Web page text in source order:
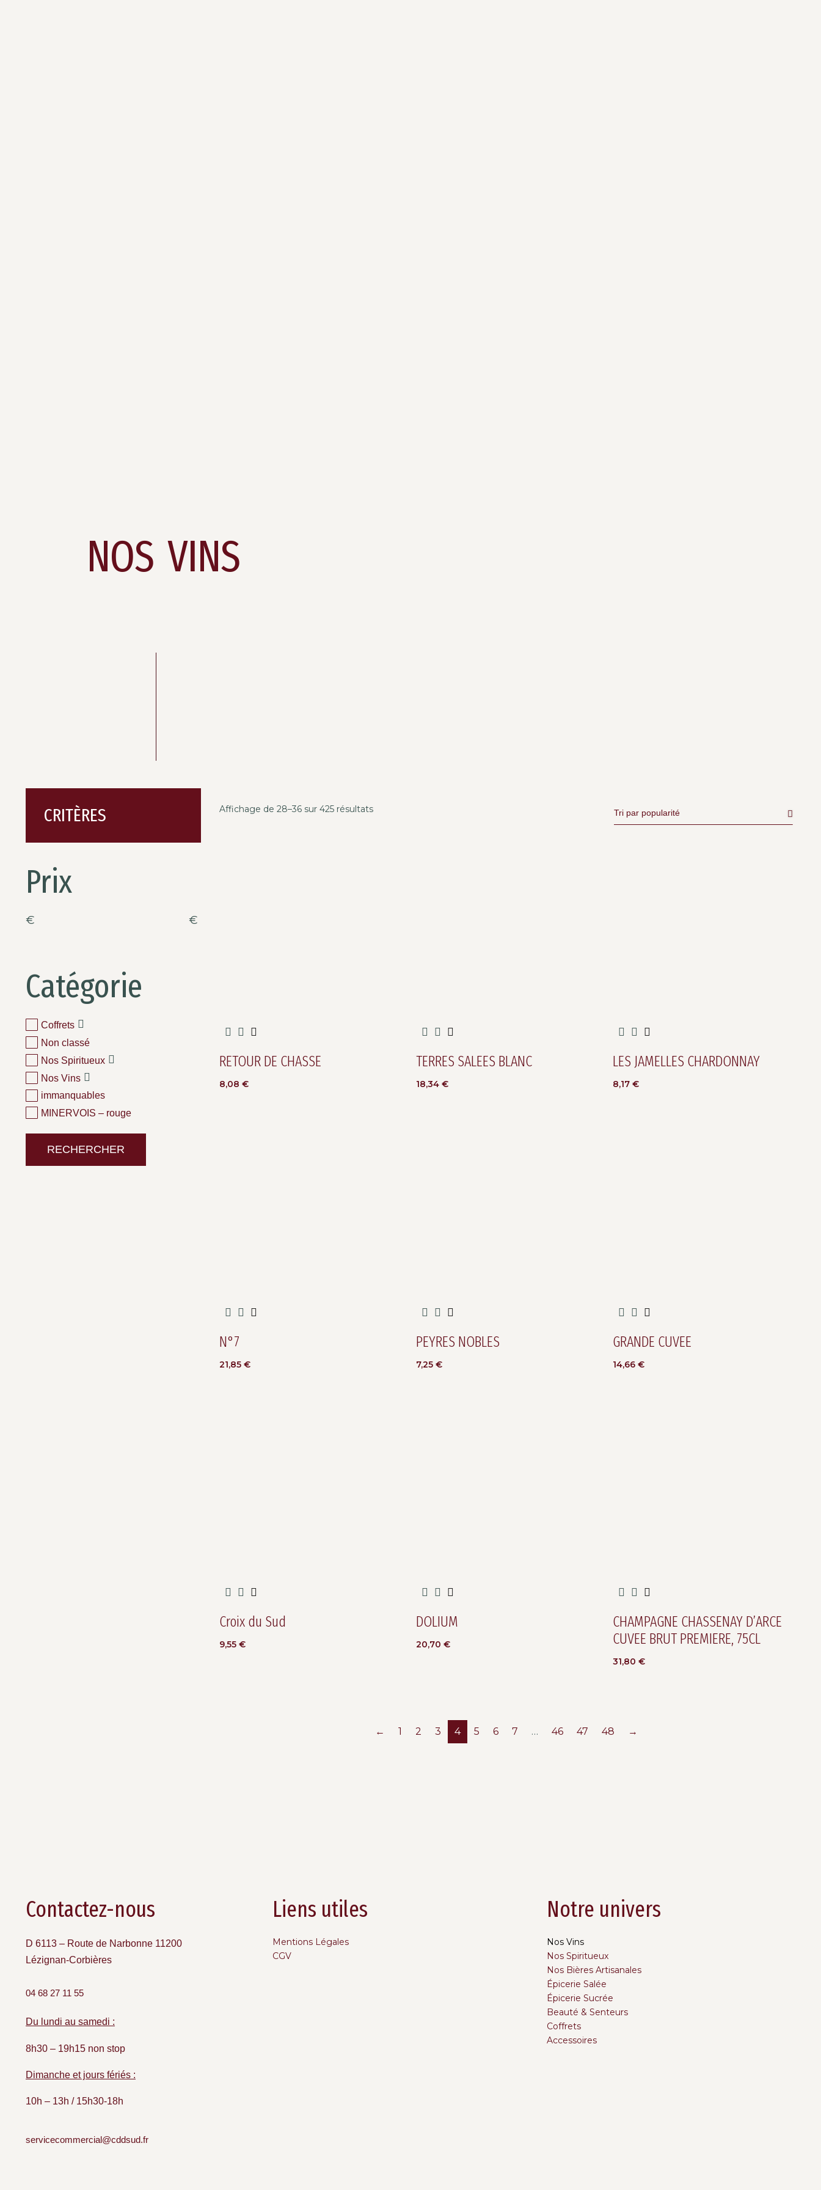
NOS VINS
CRITÈRES
Prix
€ €
Catégorie
Coffrets
Non classé
Nos Spiritueux
Nos Vins
immanquables
MINERVOIS – rouge
RECHERCHER
Affichage de 28–36 sur 425 résultats
RETOUR DE CHASSE
8,08€
TERRES SALEES BLANC
18,34€
LES JAMELLES CHARDONNAY
8,17 €
N°7
21,85€
PEYRES NOBLES
7,25€
GRANDE CUVEE
14,66 €
Croix du Sud
9,55€
DOLIUM
20,70€
CHAMPAGNE CHASSENAY D’ARCE
CUVEE BRUT PREMIERE, 75CL
31,80 €
← 1 2 3 4 5 6 7 … 46 47 48 →
Contactez-nous
D 6113 – Route de Narbonne 11200
Lézignan-Corbières
04 68 27 11 55
Du lundi au samedi :
8h30 – 19h15 non stop
Dimanche et jours fériés :
10h – 13h / 15h30-18h
servicecommercial@cddsud.fr
Liens utiles
Mentions Légales
CGV
Notre univers
Nos Vins
Nos Spiritueux
Nos Bières Artisanales
Épicerie Salée
Épicerie Sucrée
Beauté & Senteurs
Coffrets
Accessoires